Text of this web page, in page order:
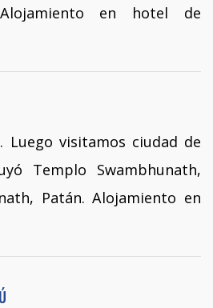
en hotel de
Luego visitamos ciudad de
Templo Swambhunath,
Patán. Alojamiento en